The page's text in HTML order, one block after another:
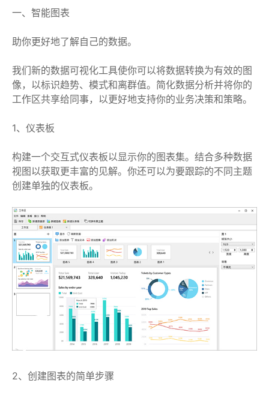
一、智能图表
助你更好地了解自己的数据。
我们新的数据可视化工具使你可以将数据转换为有效的图
像，以标识趋势、模式和离群值。简化数据分析并将你的
工作区共享给同事，以更好地支持你的业务决策和策略。
1、仪表板
构建一个交互式仪表板以显示你的图表集。结合多种数据
视图以获取更丰富的见解。你还可以为要跟踪的不同主题
创建单独的仪表板。
2、创建图表的简单步骤